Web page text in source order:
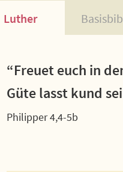
Luther
“Freuet euch in
Güte lasst kund
Philipper 4,4-5b